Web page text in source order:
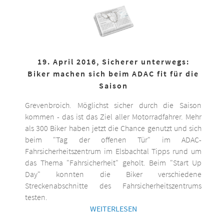
19. April 2016, Sicherer unterwegs:
Biker machen sich beim ADAC fit für die
Saison
Grevenbroich. Möglichst sicher durch die Saison
kommen - das ist das Ziel aller Motorradfahrer. Mehr
als 300 Biker haben jetzt die Chance genutzt und sich
beim "Tag der offenen Tür" im ADAC-
Fahrsicherheitszentrum im Elsbachtal Tipps rund um
das Thema "Fahrsicherheit" geholt. Beim "Start Up
Day" konnten die Biker verschiedene
Streckenabschnitte des Fahrsicherheitszentrums
testen.
WEITERLESEN